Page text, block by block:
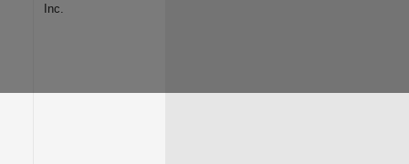
Inc.